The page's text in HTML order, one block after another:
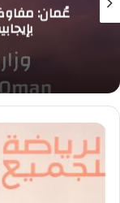
عُمان:
الحصيني:
ماراثون
الرياض
ينسجم